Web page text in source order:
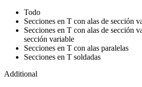
Todo
Secciones en T con alas de sección
Secciones en T con alas de sección
sección variable
Secciones en T con alas paralelas
Secciones en T soldadas
Additional